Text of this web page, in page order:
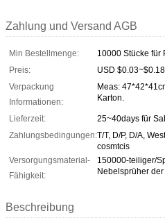
Zahlung und Versand AGB
Min Bestellmenge:
10000 Stücke für
Preis:
USD
Verpackung
Informationen:
Meas:
Karton.
Lieferzeit:
25~40days für
Zahlungsbedingungen:T/T, D/P, D/A,
cosmtcis
Versorgungsmaterial-
Fähigkeit:
150000-teiliger/
Nebelsprüher der
Beschreibung